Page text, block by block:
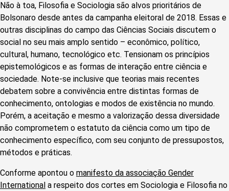
Não à toa, Filosofia e Sociologia são alvos prioritários de
Bolsonaro desde antes da campanha eleitoral de 2018. Essas e
outras disciplinas do campo das Ciências Sociais discutem o
social no seu mais amplo sentido – econômico, político,
cultural, humano, tecnológico etc. Tensionam os princípios
epistemológicos e as formas de interação entre ciência e
sociedade. Note-se inclusive que teorias mais recentes
debatem sobre a convivência entre distintas formas de
conhecimento, ontologias e modos de existência no mundo.
Porém, a aceitação e mesmo a valorização dessa diversidade
não comprometem o estatuto da ciência como um tipo de
conhecimento específico, com seu conjunto de pressupostos,
métodos e práticas.
Conforme apontou o manifesto da associação Gender
International a respeito dos cortes em Sociologia e Filosofia no